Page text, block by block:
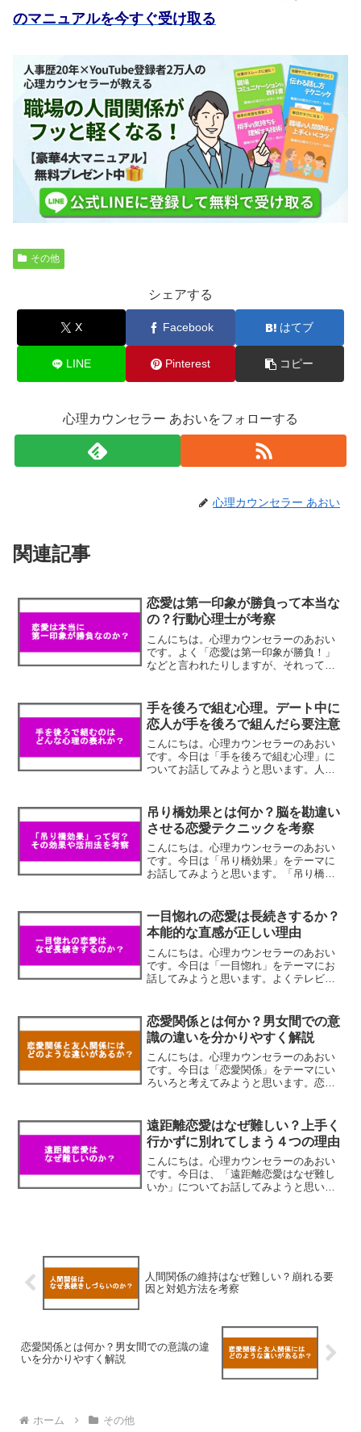
のマニュアルを今すぐ受け取る
その他
シェアする
X Facebook はてブ
LINE Pinterest コピー
心理カウンセラー あおいをフォローする
心理カウンセラー あおい
関連記事
恋愛は第一印象が勝負って本当な
の？行動心理士が考察
こんにちは。心理カウンセラーのあおい
です。よく「恋愛は第一印象が勝負！」
などと言われたりしますが、それって本
上で相手に最初に与える印象はとても重
要で、その後に親密な関係...
手を後ろで組む心理。デート中に
恋人が手を後ろで組んだら要注意
こんにちは。心理カウンセラーのあおい
です。今日は「手を後ろで組む心理」に
ついてお話してみようと思います。人と
たりしますよね。一般に、手を体の後ろ
で組んで話をするのは相手...
吊り橋効果とは何か？脳を勘違い
させる恋愛テクニックを考察
こんにちは。心理カウンセラーのあおい
です。今日は「吊り橋効果」をテーマに
お話してみようと思います。「吊り橋効
は多いと思いますが、具体的にどのよう
な実験によって導き出され...
一目惚れの恋愛は長続きするか？
本能的な直感が正しい理由
こんにちは。心理カウンセラーのあおい
です。今日は「一目惚れ」をテーマにお
話してみようと思います。よくテレビの
れて、「一目見た時にこの人だと思っ
た」「会った瞬間、ビビッと...
恋愛関係とは何か？男女間での意
識の違いを分かりやすく解説
こんにちは。心理カウンセラーのあおい
です。今日は「恋愛関係」をテーマにい
ろいろと考えてみようと思います。恋愛
ですから、特に若い世代の方々にとって
は非常に関心度の高い人間...
遠距離恋愛はなぜ難しい？上手く
行かずに別れてしまう４つの理由
こんにちは。心理カウンセラーのあおい
です。今日は、「遠距離恋愛はなぜ難し
いか」についてお話してみようと思いま
人間関係の維持はなぜ難しい？崩れる要
因と対処方法を考察
恋愛関係とは何か？男女間での意識の違
いを分かりやすく解説
ホーム その他